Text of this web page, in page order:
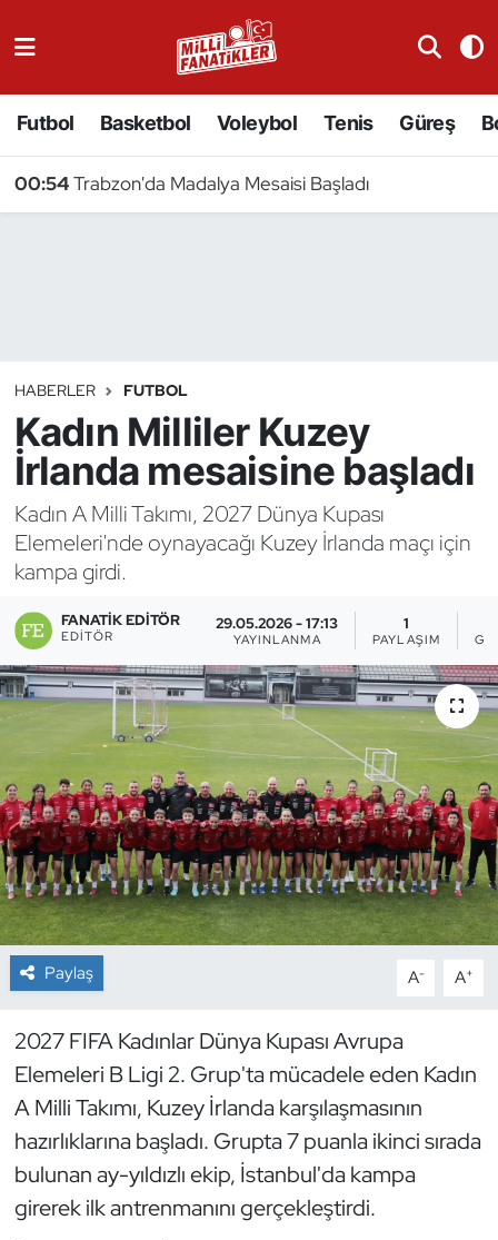
Futbol Basketbol Voleybol Tenis Güreş
00:54Trabzon'da Madalya Mesaisi Başladı
HABERLER FUTBOL
Kadın Milliler Kuzey
İrlanda mesaisine başladı
Kadın A Milli Takımı, 2027 Dünya Kupası
Elemeleri'nde oynayacağı Kuzey İrlanda maçı için
kampa girdi.
FANATIK EDITÖR
EDITÖR
29.05.2026 - 17:13
YAYINLANMA
1
PAYLAŞIM
Paylaş A- A+
2027 FIFA Kadınlar Dünya Kupası Avrupa
Elemeleri B Ligi 2. Grup'ta mücadele eden Kadın
A Milli Takımı, Kuzey İrlanda karşılaşmasının
hazırlıklarına başladı. Grupta 7 puanla ikinci sırada
bulunan ay-yıldızlı ekip, İstanbul'da kampa
girerek ilk antrenmanını gerçekleştirdi.
Badminton
Binicilik
Bisiklet
Bocce Bowling Dart
Buz Hokeyi
Buz Pateni
Çim Hokeyi
Cimnastik
Curling
Dağcılık
Dans Sporları
Dövüş Sanatı
Eskrim